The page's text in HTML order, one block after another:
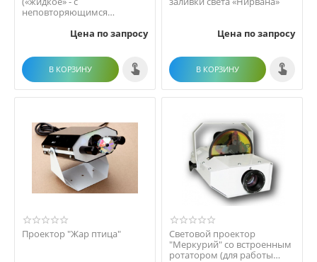
неповторяющимся
Цена по запросу
В КОРЗИНУ
Цена по запросу
В КОРЗИНУ
Проектор "Жар птица"
Световой проектор
"Меркурий" со встроенным
ротатором (для работы